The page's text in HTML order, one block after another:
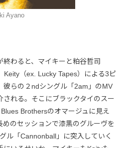
Ayano
わると、マイキーと粕谷哲司
Keity（ex. Lucky Tapes）による3ピ
彼らの２ndシングル「2am」のMV
れる。そこにブラックタイのスー
Brothersのオマージュに見え
のセッションで漆黒のグルーヴを
ル「Cannonball」に突入していく